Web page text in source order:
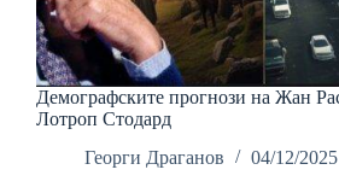
Демографските прогнози на Жан
Лотроп Стодард
Георги Драганов
04/12/2025